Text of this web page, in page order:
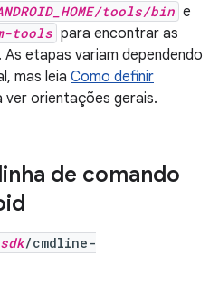
tools/bin e
tools para encontrar as
etapas variam dependendo
mas leia Como definir
ver orientações gerais.
de comando
/cmdline-